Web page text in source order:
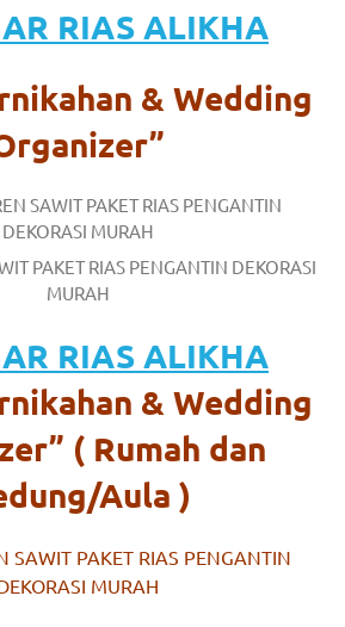
.
RIAS ALIKHA
& Wedding
PAKET RIAS PENGANTIN DEKORASI
MURAH
RIAS ALIKHA
& Wedding
( Rumah dan
Aula )
SAWIT PAKET RIAS PENGANTIN
MURAH